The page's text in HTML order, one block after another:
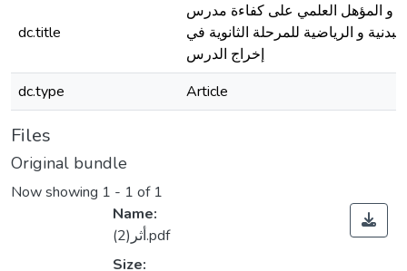
dc.title
و المؤهل العلمي على كفاءة مدرس
البدنية و الرياضية للمرحلة الثانوية في
إخراج الدرس
dc.type
Article
Files
Original bundle
Now showing 1 - 1 of 1
Name:
أثر(2).pdf
Size: